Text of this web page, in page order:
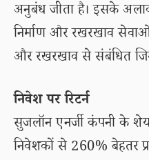
अनुबंध जीता है। इसके
निर्माण और रखरखाव
और रखरखाव से संबंधित
निवेश पर रिटर्न
सुजलॉन एनर्जी कंपनी के
निवेशकों से 260% बेहतर